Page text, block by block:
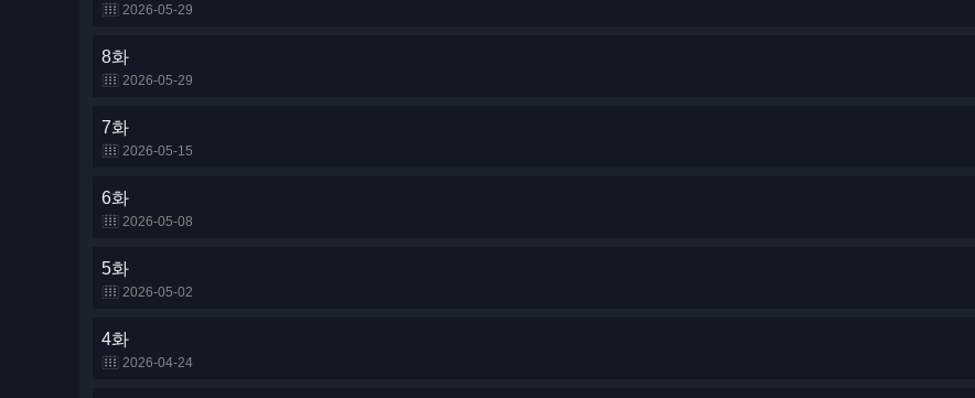
2026-05-29
8화
2026-05-29
7화
2026-05-15
6화
2026-05-08
5화
2026-05-02
4화
2026-04-24